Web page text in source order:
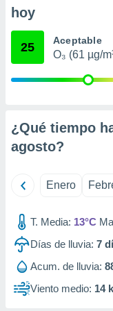
su
datos
momento
en
un
o acceder
datos
hoy
25 Aceptable
O₃ (61 µg/
¿Qué tiempo
agosto?
Enero
T. Media: 13°C
Días de lluvia: 7
Acum. de lluvia:
Viento medio: 14